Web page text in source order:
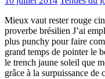
Mieux vaut rester rouge
proverbe brésilien J’ai
plus punchy pour faire
grand temps de pointer le
le trench jaune soleil que
grâce à la surpuissance